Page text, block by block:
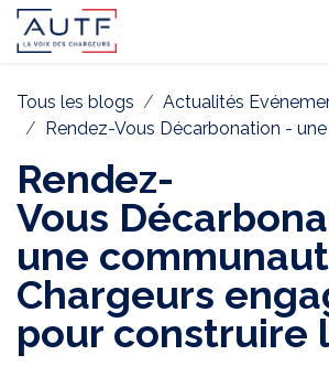
Tous les blogs
Actualités
Rendez-Vous Décarbonation - une communauté de
Rendez-
Vous
une
Chargeurs
pour construire